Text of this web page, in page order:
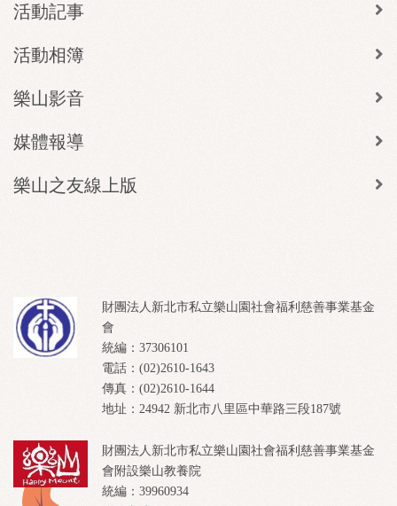
活動記事
活動相簿
樂山影音
媒體報導
樂山之友線上版
財團法人新北市私立樂山園社會福利慈善事業基金
會
統編：37306101
電話：(02)2610-1643
傳真：(02)2610-1644
地址：24942 新北市八里區中華路三段187號
財團法人新北市私立樂山園社會福利慈善事業基金
會附設樂山教養院
統編：39960934